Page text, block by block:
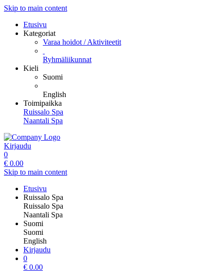
Skip to main content
Etusivu
Kategoriat
Varaa hoidot / Aktiviteetit
Ryhmäliikunnat
Kieli
Suomi
English
Toimipaikka
Ruissalo Spa
Naantali Spa
Kirjaudu
0
€ 0.00
Skip to main content
Etusivu
Ruissalo Spa
Ruissalo Spa
Naantali Spa
Suomi
Suomi
English
Kirjaudu
0
€ 0.00